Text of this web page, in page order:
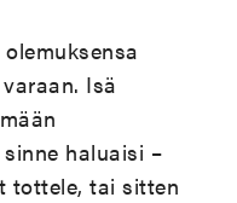
Isä
haluaisi –
tottele, tai sitten